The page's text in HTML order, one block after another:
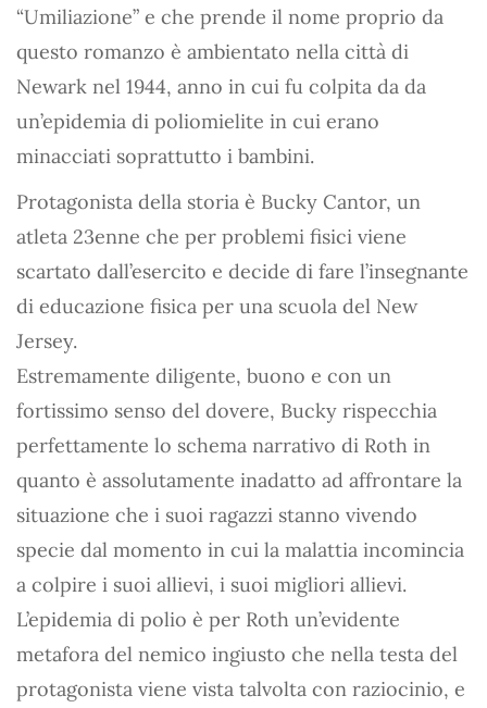
“Umiliazione” e che prende il nome proprio da
questo romanzo è ambientato nella città di
Newark nel 1944, anno in cui fu colpita da da
un’epidemia di poliomielite in cui erano
minacciati soprattutto i bambini.
Protagonista della storia è Bucky Cantor, un
atleta 23enne che per problemi fisici viene
scartato dall’esercito e decide di fare l’insegnante
di educazione fisica per una scuola del New
Jersey.
Estremamente diligente, buono e con un
fortissimo senso del dovere, Bucky rispecchia
perfettamente lo schema narrativo di Roth in
quanto è assolutamente inadatto ad affrontare la
situazione che i suoi ragazzi stanno vivendo
specie dal momento in cui la malattia incomincia
a colpire i suoi allievi, i suoi migliori allievi.
L’epidemia di polio è per Roth un’evidente
metafora del nemico ingiusto che nella testa del
protagonista viene vista talvolta con raziocinio, e